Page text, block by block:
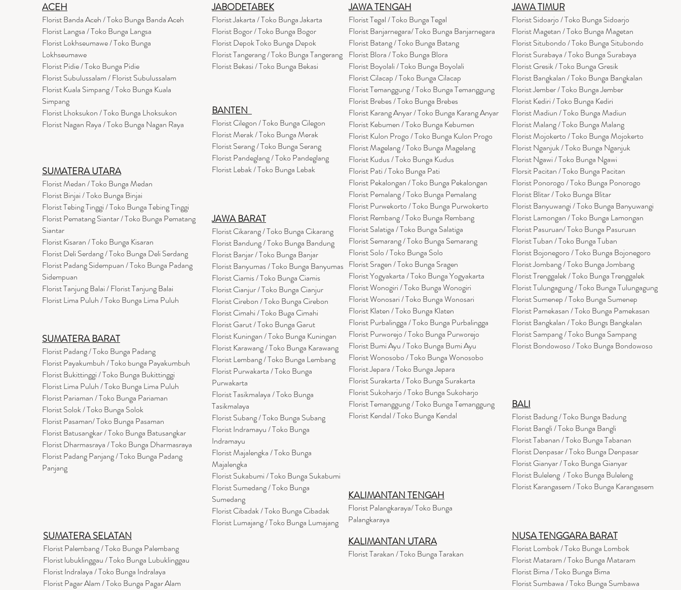
ACEH
Florist Banda Aceh / Toko Bunga Banda Aceh
Florist Langsa / Toko Bunga Langsa
Florist Lokhseumawe / Toko Bunga
Lokhseumawe
Florist Pidie / Toko Bunga Pidie
Florist Subulussalam / Florist Subulussalam
Florist Kuala Simpang / Toko Bunga Kuala
Simpang
Florist Lhoksukon / Toko Bunga Lhoksukon
Florist Nagan Raya / Toko Bunga Nagan Raya
SUMATERA UTARA
Florist Medan / Toko Bunga Medan
Florist Binjai / Toko Bunga Binjai
Florist Tebing Tinggi / Toko Bunga Tebing Tinggi
Florist Pematang Siantar / Toko Bunga Pematang
Siantar
Florist Kisaran / Toko Bunga Kisaran
Florist Deli Serdang / Toko Bunga Deli Serdang
Florist Padang Sidempuan / Toko Bunga Padang
Sidempuan
Florist Tanjung Balai / Florist Tanjung Balai
Florist Lima Puluh / Toko Bunga Lima Puluh
SUMATERA BARAT
Florist Padang / Toko Bunga Padang
Florist Payakumbuh / Toko bunga Payakumbuh
Florist Bukittinggi / Toko Bunga Bukittinggi
Florist Lima Puluh / Toko Bunga Lima Puluh
Florist Pariaman / Toko Bunga Pariaman
Florist Solok / Toko Bunga Solok
Florist Pasaman/ Toko Bunga Pasaman
Florist Batusangkar / Toko Bunga Batusangkar
Florist Dharmasraya / Toko Bunga Dharmasraya
Florist Padang Panjang / Toko Bunga Padang
Panjang
SUMATERA SELATAN
Florist Palembang / Toko Bunga Palembang
Florist lubuklinggau / Toko Bunga Lubuklinggau
Florist Indralaya / Toko Bunga Indralaya
Florist Pagar Alam / Toko Bunga Pagar Alam
JABODETABEK
Florist Jakarta / Toko Bunga Jakarta
Florist Bogor / Toko Bunga Bogor
Florist Depok Toko Bunga Depok
Florist Tangerang / Toko Bunga Tangerang
Florist Bekasi / Toko Bunga Bekasi
BANTEN
Florist Cilegon / Toko Bunga Cilegon
Florist Merak / Toko Bunga Merak
Florist Serang / Toko Bunga Serang
Florist Pandeglang / Toko Pandeglang
Florist Lebak / Toko Bunga Lebak
JAWA BARAT
Florist Cikarang/ Toko Bunga Cikarang
Florist Bandung / Toko Bunga Bandung
Florist Banjar / Toko Bunga Banjar
Florist Banyumas / Toko Bunga Banyumas
Florist Ciamis / Toko Bunga Ciamis
Florist Cianjur / Toko Bunga Cianjur
Florist Cirebon / Toko Bunga Cirebon
Florist Cimahi / Toko Buga Cimahi
Florist Garut / Toko Bunga Garut
Florist Kuningan / Toko Bunga Kuningan
Florist Karawang / Toko Bunga Karawang
Florist Lembang / Toko Bunga Lembang
Florist Purwakarta / Toko Bunga
Purwakarta
Florist Tasikmalaya / Toko Bunga
Tasikmalaya
Florist Subang / Toko Bunga Subang
Florist Indramayu / Toko Bunga
Indramayu
Florist Majalengka / Toko Bunga
Majalengka
Florist Sukabumi / Toko Bunga Sukabumi
Florist Sumedang / Toko Bunga
Sumedang
Florist Cibadak / Toko Bunga Cibadak
Florist Lumajang / Toko Bunga Lumajang
JAWA TENGAH
Florist Tegal / Toko Bunga Tegal
Florist Banjarnegara/ Toko Bunga Banjarnegara
Florist Batang / Toko Bunga Batang
Florist Blora / Toko Bunga Blora
Florist Boyolali / Toko Bunga Boyolali
Florist Cilacap / Toko Bunga Cilacap
Florist Temanggung / Toko Bunga Temanggung
Florist Brebes / Toko Bunga Brebes
Florist Karang Anyar / Toko Bunga Karang Anyar
Florist Kebumen / Toko Bunga Kebumen
Florist Kulon Progo / Toko Bunga Kulon Progo
Florist Magelang / Toko Bunga Magelang
Florist Kudus / Toko Bunga Kudus
Florist Pati / Toko Bunga Pati
Florist Pekalongan / Toko Bunga Pekalongan
Florist Pemalang / Toko Bunga Pemalang
Florist Purwekorto / Toko Bunga Purwokerto
Florist Rembang / Toko Bunga Rembang
Florist Salatiga / Toko Bunga Salatiga
Florist Semarang / Toko Bunga Semarang
Florist Solo / Toko Bunga Solo
Florist Sragen / Toko Bunga Sragen
Florist Yogyakarta / Toko Bunga Yogyakarta
Florist Wonogiri / Toko Bunga Wonogiri
Florist Wonosari / Toko Bunga Wonosari
Florist Klaten / Toko Bunga Klaten
Florist Purbalingga / Toko Bunga Purbalingga
Florist Purworejo / Toko Bunga Purworejo
Florist Bumi Ayu / Toko Bunga Bumi Ayu
Florist Wonosobo / Toko Bunga Wonosobo
Florist Jepara / Toko Bunga Jepara
Florist Surakarta / Toko Bunga Surakarta
Florist Sukoharjo / Toko Bunga Sukoharjo
Florist Temanggung / Toko Bunga Temanggung
Florist Kendal / Toko Bunga Kendal
KALIMANTAN TENGAH
Florist Palangkaraya/ Toko Bunga
Palangkaraya
KALIMANTAN UTARA
Florist Tarakan / Toko Bunga Tarakan
JAWA TIMUR
Florist Sidoarjo / Toko Bunga Sidoarjo
Florist Magetan / Toko Bunga Magetan
Florist Situbondo / Toko Bunga Situbondo
Florist Surabaya / Toko Bunga Surabaya
Florist Gresik / Toko Bunga Gresik
FloristBangkalan / Toko Bunga Bangkalan
Florist Jember / Toko Bunga Jember
Florist Kediri / Toko Bunga Kediri
Florist Madiun / Toko Bunga Madiun
Florist Malang / Toko Bunga Malang
Florist Mojokerto / Toko Bunga Mojokerto
Florist Nganjuk / Toko Bunga Nganjuk
Florist Ngawi /Toko Bunga Ngawi
Florsit Pacitan / Toko Bunga Pacitan
Florist Ponorogo / Toko Bunga Ponorogo
Florist Blitar / Toko Bunga Blitar
Florist Banyuwangi / Toko Bunga Banyuwangi
Florist Lamongan / Toko Bunga Lamongan
Florist Pasuruan/ Toko Bunga Pasuruan
Florist Tuban / Toko Bunga Tuban
Florist Bojonegoro / Toko Bunga Bojonegoro
Florist Jombang / Toko Bunga Jombang
Florist Trenggalek / Toko Bunga Trenggalek
Florist Tulungagung / Toko Bunga Tulungagung
Florist Sumenep / Toko Bunga Sumenep
Florist Pamekasan / Toko Bunga Pamekasan
Florist Bangkalan / Toko Bungs Bangkalan
Florist Sampang / Toko Bunga Sampang
Florist Bondowoso / Toko Bunga Bondowoso
BALI
Florist Badung / Toko Bunga Badung
Florist Bangli / Toko Bunga Bangli
FloristTabanan/ Toko Bunga Tabanan
Florist Denpasar / Toko Bunga Denpasar
Florist Gianyar / Toko Bunga Gianyar
Florist Buleleng / Toko Bunga Buleleng
Florist Karangasem / Toko Bunga Karangasem
NUSA TENGGARA BARAT
Florist Lombok / Toko Bunga Lombok
FloristMataram/ Toko Bunga Mataram
Florist Bima / Toko Bunga Bima
Florist Sumbawa / Toko Bunga Sumbawa